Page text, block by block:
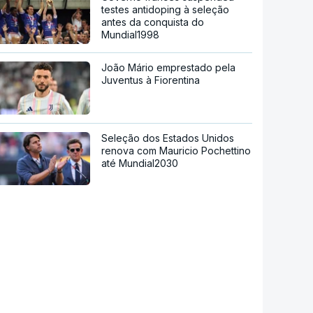
testes antidoping à seleção
antes da conquista do
Mundial1998
João Mário emprestado pela
Juventus à Fiorentina
Seleção dos Estados Unidos
renova com Mauricio Pochettino
até Mundial2030